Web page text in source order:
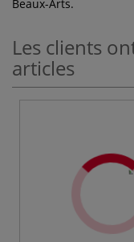
Beaux-Arts.
Les clients
articles